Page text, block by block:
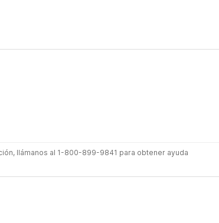
llámanos al 1-800-899-9841 para obtener ayuda